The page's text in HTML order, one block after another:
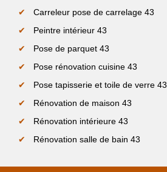
Carreleur pose de carrelage 43
Peintre intérieur 43
Pose de parquet 43
Pose rénovation cuisine 43
Pose tapisserie et toile de verre 43
Rénovation de maison 43
Rénovation intérieure 43
Rénovation salle de bain 43